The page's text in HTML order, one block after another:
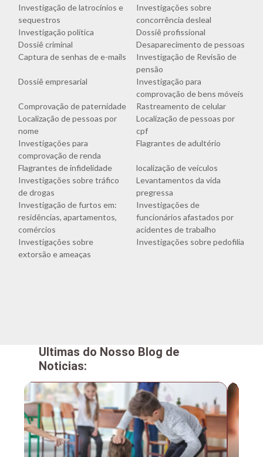
Investigação de latrocínios e
sequestros
Investigações sobre
concorrência desleal
Investigação política
Dossiê profissional
Dossiê criminal
Desaparecimento de pessoas
Captura de senhas de e-mails
Investigação de Revisão de
pensão
Dossiê empresarial
Investigação para
comprovação de bens móveis
Comprovação de paternidade
Rastreamento de celular
Localização de pessoas por
nome
Localização de pessoas por
cpf
Investigações para
comprovação de renda
Flagrantes de adultério
Flagrantes de infidelidade
localização de veículos
Investigações sobre tráfico
de drogas
Levantamentos da vida
pregressa
Investigação de furtos em:
residências, apartamentos,
comércios
Investigações de
funcionários afastados por
acidentes de trabalho
Investigações sobre
extorsão e ameaças
Investigações sobre pedofilia
Ultimas do Nosso Blog de
Noticias: